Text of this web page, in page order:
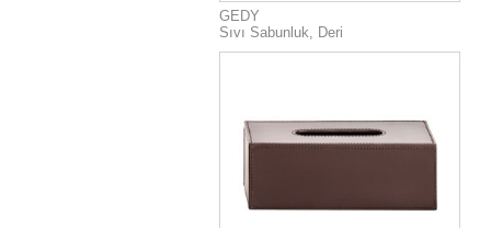
GEDY
Sıvı Sabunluk, Deri